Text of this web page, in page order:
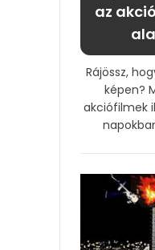
az
Rájössz,
képen?
akciófilmek